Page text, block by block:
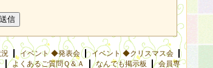
イベント ◆発表会
イベント ◆クリスマス会
よくあるご質問Ｑ＆Ａ なんでも掲示板 会員専